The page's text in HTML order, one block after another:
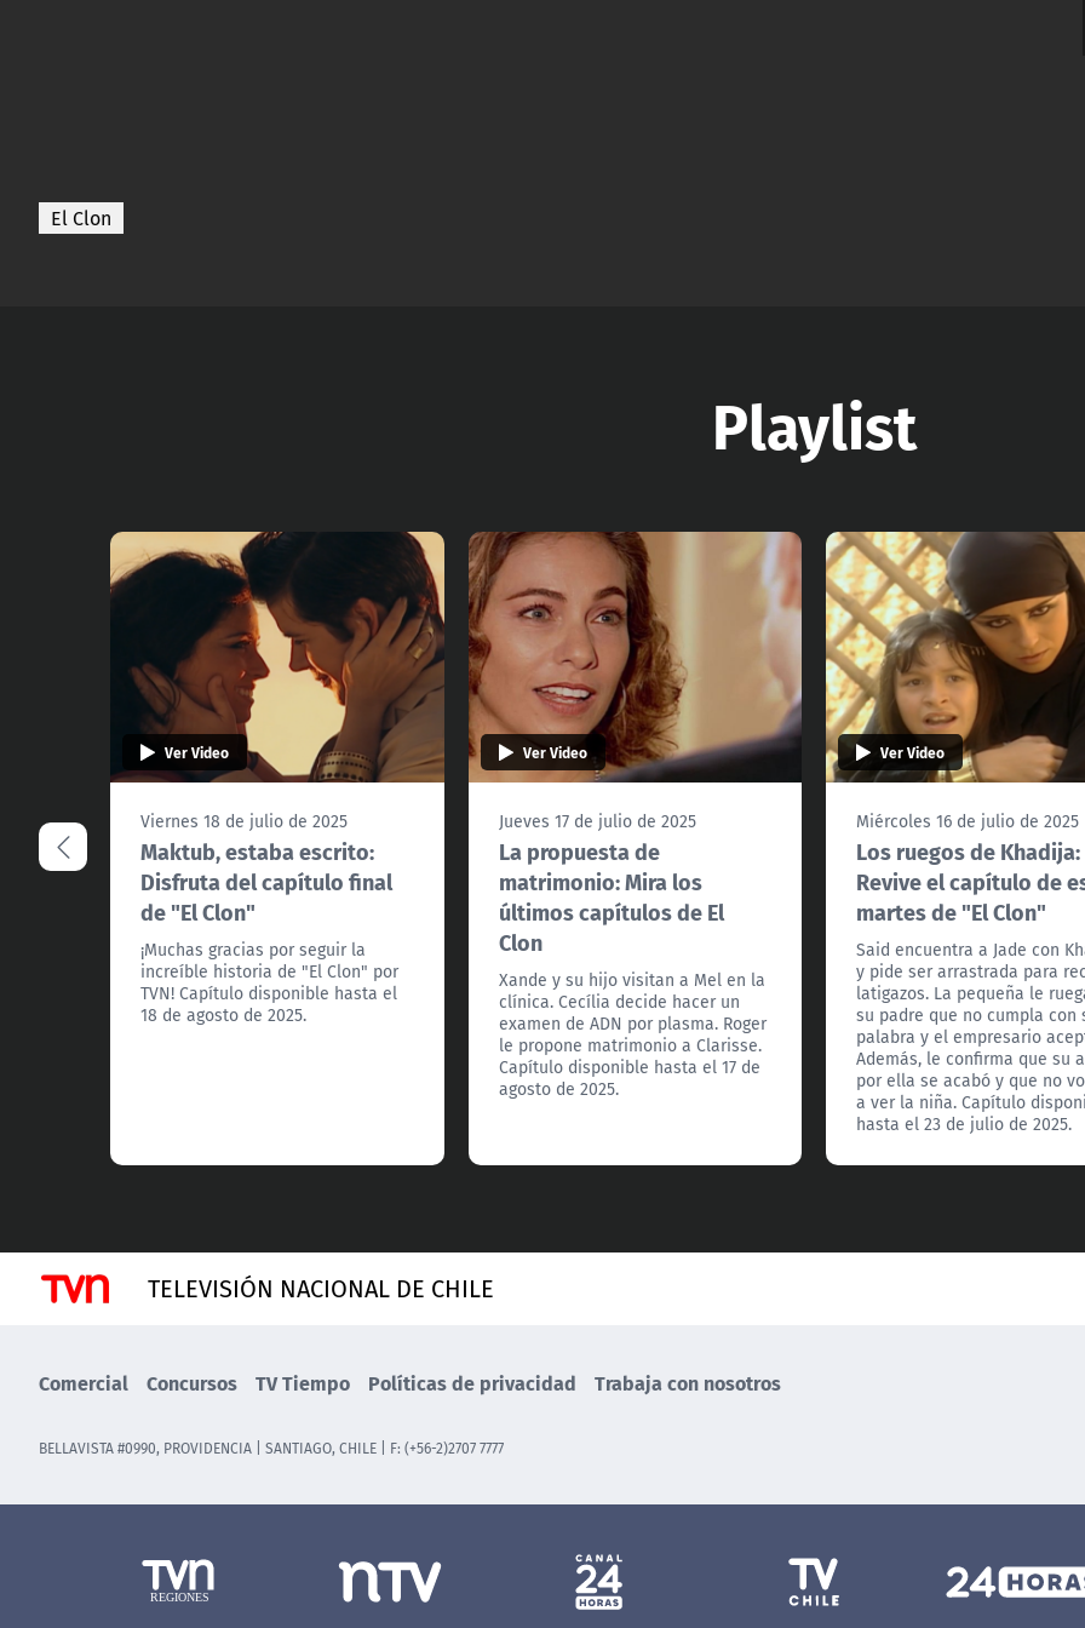
El Clon
Playlist
Ver Video
Viernes 18 de julio de 2025
Maktub, estaba escrito:
Disfruta del capítulo final
de "El Clon"
¡Muchas gracias por seguir la
increíble historia de "El Clon" por
TVN! Capítulo disponible hasta el
18 de agosto de 2025.
Ver Video
Jueves 17 de julio de 2025
La propuesta de
matrimonio: Mira los
últimos capítulos de El
Clon
Xande y su hijo visitan a Mel en la
clínica. Cecília decide hacer un
examen de ADN por plasma. Roger
le propone matrimonio a Clarisse.
Capítulo disponible hasta el 17 de
agosto de 2025.
Ver Video
Miércoles 16 de julio de 2025
Los ruegos de Khadija:
Revive el capítulo de
martes de "El Clon"
Said encuentra a Jade con
y pide ser arrastrada para
latigazos. La pequeña le
su padre que no cumpla con
palabra y el empresario
Además, le confirma que su
por ella se acabó y que no
a ver la niña. Capítulo
hasta el 23 de julio de 2025.
TELEVISIÓN NACIONAL DE CHILE
Comercial Concursos TV Tiempo Políticas de privacidad Trabaja con nosotros
BELLAVISTA #0990, PROVIDENCIA | SANTIAGO, CHILE | F: (+56-2)2707 7777